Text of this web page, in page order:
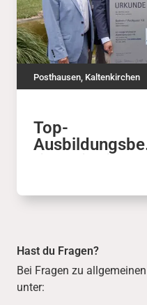
Posthausen Kaltenkirchen
Top-
dodenhof aus
Hast du Fragen?
Bei Fragen zu
unter: